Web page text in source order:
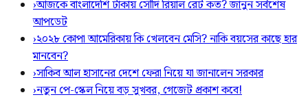
›আজকে বাংলাদেশি টাকায় সৌদি রিয়াল রেট কত? জানুন সর্বশেষ
আপডেট
›২০২৮ কোপা আমেরিকায় কি খেলবেন মেসি? নাকি বয়সের কাছে হার
মানবেন?
›সাকিব আল হাসানের দেশে ফেরা নিয়ে যা জানালেন সরকার
›নতুন পে-স্কেল নিয়ে বড় সুখবর, গেজেট প্রকাশ কবে!